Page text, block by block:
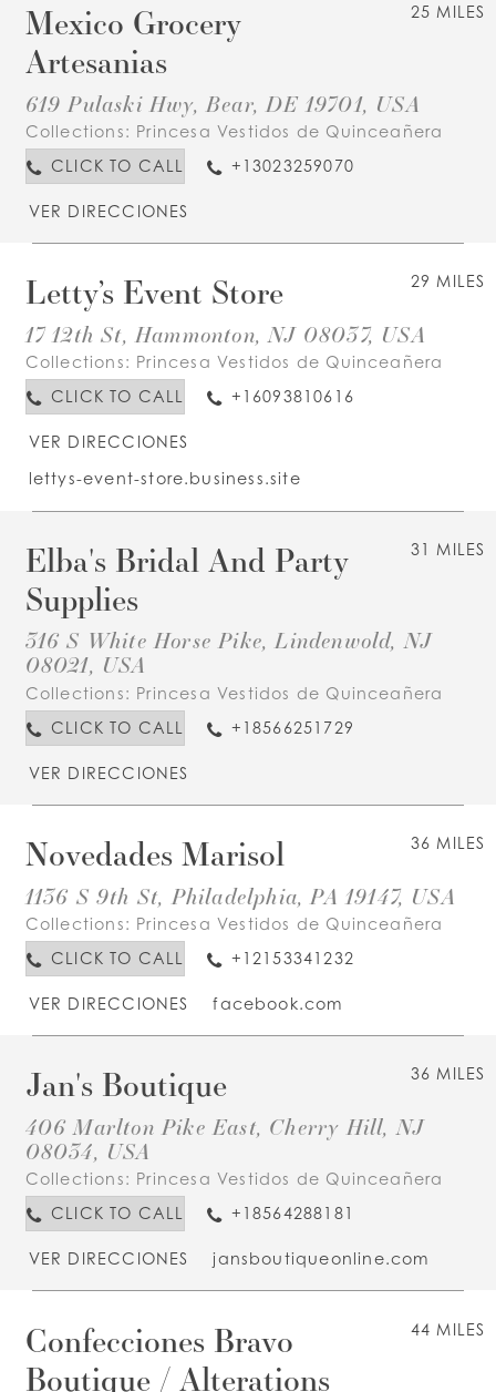
25 MILES
Mexico Grocery
Artesanias
619 Pulaski Hwy, Bear, DE 19701, USA
Collections: Princesa Vestidos de Quinceañera
CLICK TO CALL
+13023259070
VER DIRECCIONES
29 MILES
Letty’s Event Store
17 12th St, Hammonton, NJ 08037, USA
Collections: Princesa Vestidos de Quinceañera
CLICK TO CALL
+16093810616
VER DIRECCIONES
lettys-event-store.business.site
31 MILES
Elba's Bridal And Party
Supplies
316 S White Horse Pike, Lindenwold, NJ
08021, USA
Collections: Princesa Vestidos de Quinceañera
CLICK TO CALL
+18566251729
VER DIRECCIONES
36 MILES
Novedades Marisol
1136 S 9th St, Philadelphia, PA 19147, USA
Collections: Princesa Vestidos de Quinceañera
CLICK TO CALL
+12153341232
VER DIRECCIONES facebook.com
36 MILES
Jan's Boutique
406 Marlton Pike East, Cherry Hill, NJ
08034, USA
Collections: Princesa Vestidos de Quinceañera
CLICK TO CALL
+18564288181
VER DIRECCIONES jansboutiqueonline.com
44 MILES
Confecciones Bravo
Boutique / Alterations